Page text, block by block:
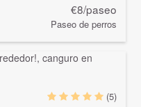
€8/paseo
Paseo de perros
(5)